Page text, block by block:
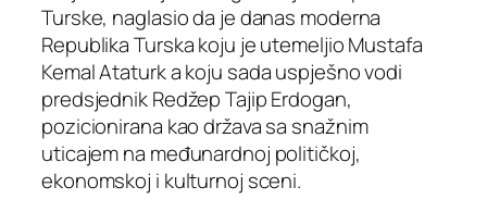
Turske, naglasio da je danas moderna
Republika Turska koju je utemeljio Mustafa
Kemal Ataturk a koju sada uspješno vodi
predsjednik Redžep Tajip Erdogan,
pozicionirana kao država sa snažnim
uticajem na međunardnoj političkoj,
ekonomskoj i kulturnoj sceni.